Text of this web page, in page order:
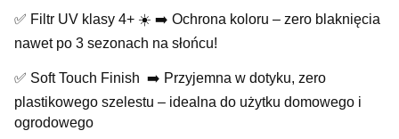
✅ Filtr UV klasy 4+ ☀️ ➡️ Ochrona koloru – zero blaknięcia
nawet po 3 sezonach na słońcu!
✅ Soft Touch Finish ➡️ Przyjemna w dotyku, zero
plastikowego szelestu – idealna do użytku domowego i
ogrodowego